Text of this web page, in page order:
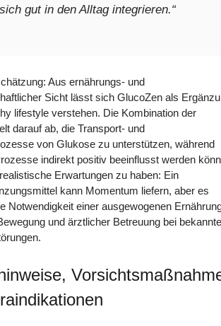
gut in den Alltag integrieren.“
Aus ernährungs- und
Sicht lässt sich GlucoZen als
lifestyle verstehen. Die Kombination der
darauf ab, die Transport- und
von Glukose zu unterstützen, während
indirekt positiv beeinflusst werden
Erwartungen zu haben: Ein
kann Momentum liefern, aber es
Notwendigkeit einer ausgewogenen
und ärztlicher Betreuung bei